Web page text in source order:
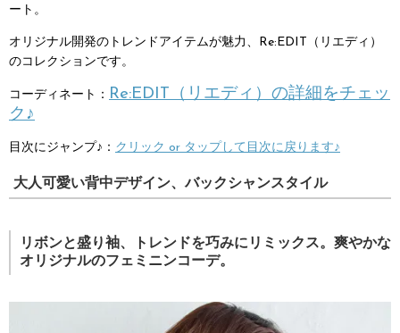
ート。
オリジナル開発のトレンドアイテムが魅力、Re:EDIT（リエディ）
のコレクションです。
コーディネート： Re:EDIT（リエディ）の詳細をチェッ
ク♪
目次にジャンプ♪： クリック or タップして目次に戻ります♪
大人可愛い背中デザイン、バックシャンスタイル
リボンと盛り袖、トレンドを巧みにリミックス。爽やかな
オリジナルのフェミニンコーデ。